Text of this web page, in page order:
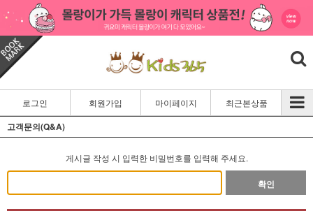
로그인 회원가입 마이페이지 최근본상품
고객문의(Q&A)
게시글 작성 시 입력한 비밀번호를 입력해 주세요.
확인